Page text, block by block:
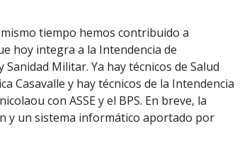
mismo tiempo hemos contribuido a
hoy integra a la Intendencia de
Sanidad Militar. Ya hay técnicos de Salud
Casavalle y hay técnicos de la Intendencia
con ASSE y el BPS. En breve, la
y un sistema informático aportado por